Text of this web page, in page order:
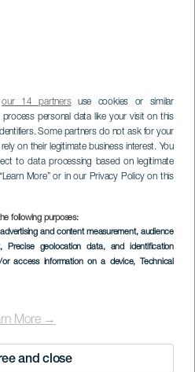
our 14 partnersuse cookies or similar
personal data like your visit on this
Some partners do not ask for your
on their legitimate business interest. You
to data processing based on legitimate
More” or in our Privacy Policy on this
following purposes:
and content measurement, audience
, Precise geolocation data, and identification
access information on a device, Technical
More →
and close